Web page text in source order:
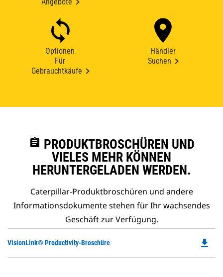
Angebote
Optionen
Für
Gebrauchtkäufe
Händler
Suchen
assignment PRODUKTBROSCHÜREN UND
VIELES MEHR KÖNNEN
HERUNTERGELADEN WERDEN.
Caterpillar-Produktbroschüren und andere
Informationsdokumente stehen für Ihr wachsendes
Geschäft zur Verfügung.
VisionLink® Productivity-Broschüre file_download